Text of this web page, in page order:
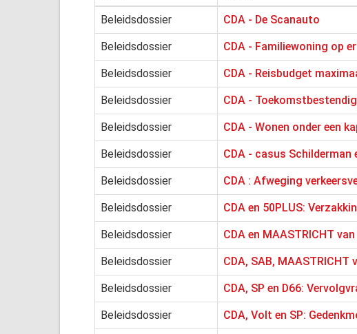
Beleidsdossier CDA - De Scanauto
Beleidsdossier CDA - Familiewoning op
Beleidsdossier CDA - Reisbudget
Beleidsdossier CDA -
Beleidsdossier CDA - Wonen onder een
Beleidsdossier CDA - casus Schilderman
Beleidsdossier CDA : Afweging
Beleidsdossier CDA en 50PLUS:
Beleidsdossier CDA en MAASTRICHT
Beleidsdossier CDA, SAB,
Beleidsdossier CDA, SP en D66:
Beleidsdossier CDA, Volt en SP: